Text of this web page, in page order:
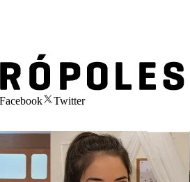
Facebook
Twitter